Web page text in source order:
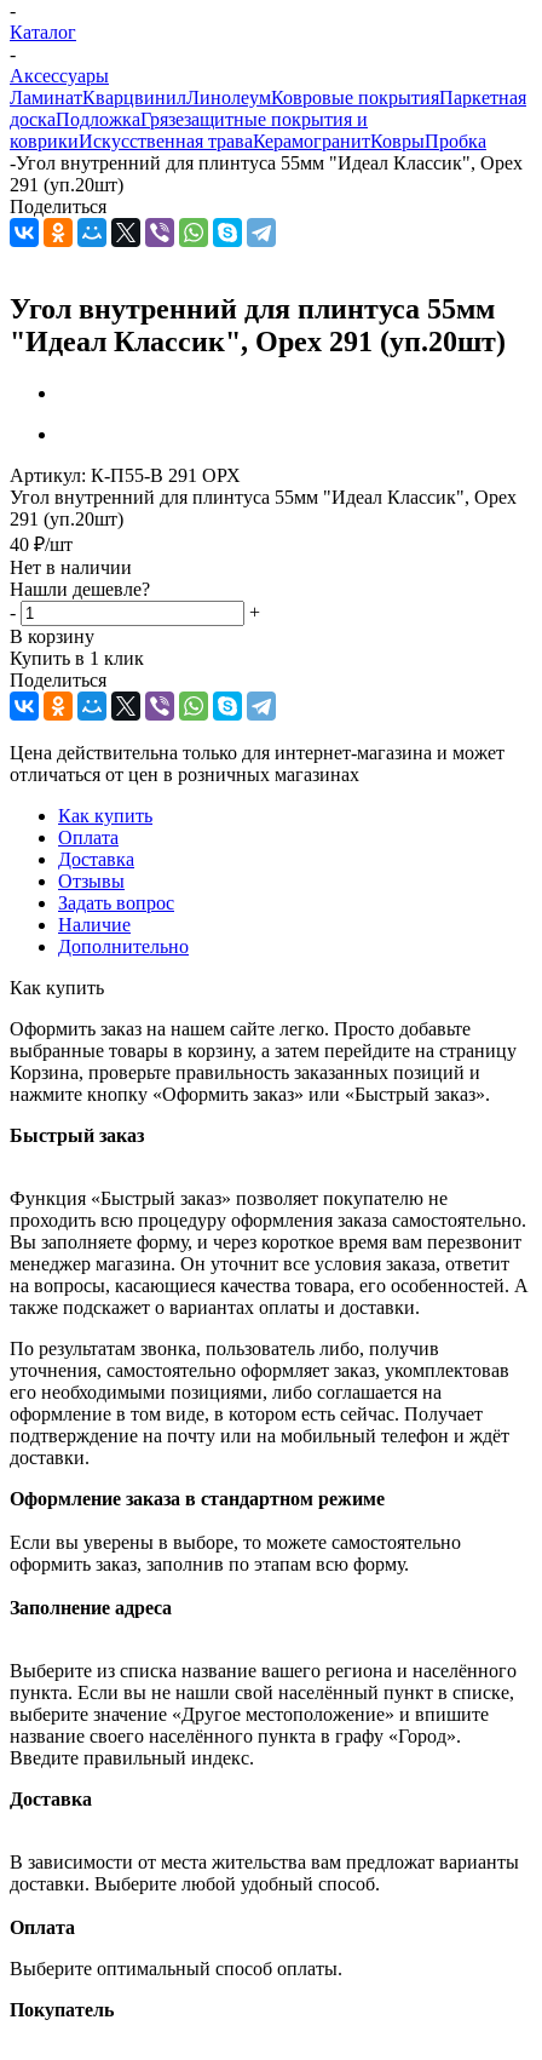
-
Каталог
-
Аксессуары
ЛаминатКварцвинилЛинолеумКовровые покрытияПаркетная
доскаПодложкаГрязезащитные покрытия и
коврикиИскусственная траваКерамогранитКоврыПробка
-Угол внутренний для плинтуса 55мм "Идеал Классик", Орех
291 (уп.20шт)
Поделиться
Угол внутренний для плинтуса 55мм
"Идеал Классик", Орех 291 (уп.20шт)
Артикул: К-П55-В 291 ОРХ
Угол внутренний для плинтуса 55мм "Идеал Классик", Орех
291 (уп.20шт)
40 ₽/шт
Нет в наличии
Нашли дешевле?
-
+
В корзину
Купить в 1 клик
Поделиться
Цена действительна только для интернет-магазина и может
отличаться от цен в розничных магазинах
Как купить
Оплата
Доставка
Отзывы
Задать вопрос
Наличие
Дополнительно
Как купить
Оформить заказ на нашем сайте легко. Просто добавьте
выбранные товары в корзину, а затем перейдите на страницу
Корзина, проверьте правильность заказанных позиций и
нажмите кнопку «Оформить заказ» или «Быстрый заказ».
Быстрый заказ
Функция «Быстрый заказ» позволяет покупателю не
проходить всю процедуру оформления заказа самостоятельно.
Вы заполняете форму, и через короткое время вам перезвонит
менеджер магазина. Он уточнит все условия заказа, ответит
на вопросы, касающиеся качества товара, его особенностей. А
также подскажет о вариантах оплаты и доставки.
По результатам звонка, пользователь либо, получив
уточнения, самостоятельно оформляет заказ, укомплектовав
его необходимыми позициями, либо соглашается на
оформление в том виде, в котором есть сейчас. Получает
подтверждение на почту или на мобильный телефон и ждёт
доставки.
Оформление заказа в стандартном режиме
Если вы уверены в выборе, то можете самостоятельно
оформить заказ, заполнив по этапам всю форму.
Заполнение адреса
Выберите из списка название вашего региона и населённого
пункта. Если вы не нашли свой населённый пункт в списке,
выберите значение «Другое местоположение» и впишите
название своего населённого пункта в графу «Город».
Введите правильный индекс.
Доставка
В зависимости от места жительства вам предложат варианты
доставки. Выберите любой удобный способ.
Оплата
Выберите оптимальный способ оплаты.
Покупатель